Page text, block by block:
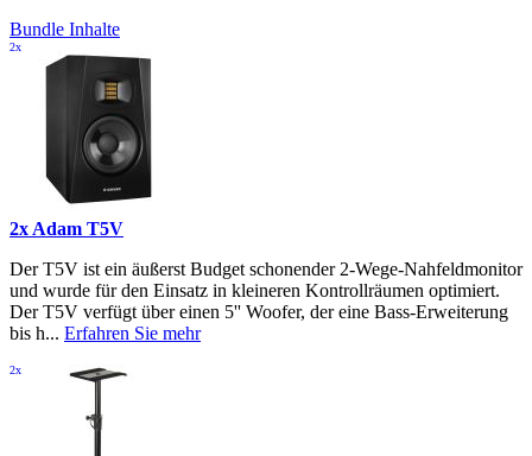
Bundle Inhalte
2x
2x Adam T5V
Der T5V ist ein äußerst Budget schonender 2-Wege-Nahfeldmonitor
und wurde für den Einsatz in kleineren Kontrollräumen optimiert.
Der T5V verfügt über einen 5'' Woofer, der eine Bass-Erweiterung
bis h... Erfahren Sie mehr
2x